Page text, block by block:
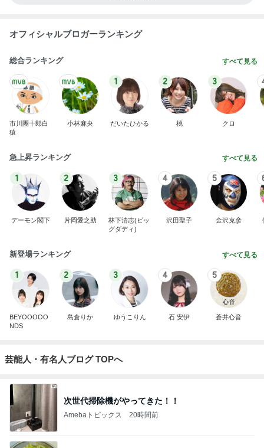
オフィシャルブロガーランキング
総合ランキング すべて見る
市川團十郎白
猿
小林麻央
1
だいたひかる
2
桃
3
クロ
急上昇ランキング すべて見る
1
デーモン閣下
2
片岡愛之助
3
林下清志(ビッ
グダディ)
4
沢田聖子
5
金沢克彦
新登場ランキング すべて見る
1
BEYOOOOO
NDS
2
島倉りか
3
ゆうこりん
4
石 安伊
5
蒼井心音
芸能人・有名人ブログ TOPへ
次世代掃除機がやってきた！！
Amebaトピックス 20時間前